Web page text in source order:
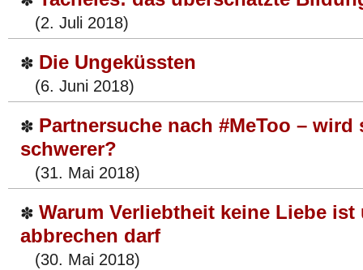
(2. Juli 2018)
✽ Die Ungeküssten
(6. Juni 2018)
✽ Partnersuche nach #MeToo –
schwerer?
(31. Mai 2018)
✽ Warum Verliebtheit keine Liebe ist
abbrechen darf
(30. Mai 2018)